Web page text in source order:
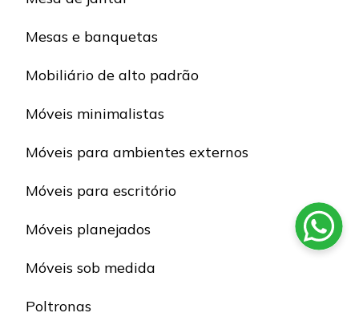
Mesas e banquetas
Mobiliário de alto padrão
Móveis minimalistas
Móveis para ambientes externos
Móveis para escritório
Móveis planejados
Móveis sob medida
Poltronas